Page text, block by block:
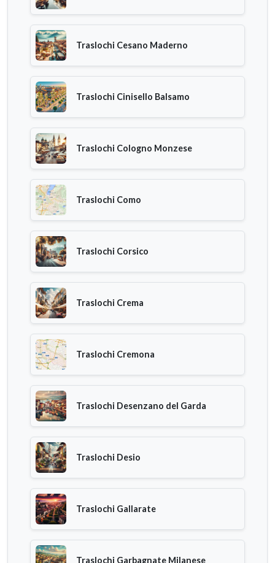
Traslochi Cesano Maderno
Traslochi Cinisello Balsamo
Traslochi Cologno Monzese
Traslochi Como
Traslochi Corsico
Traslochi Crema
Traslochi Cremona
Traslochi Desenzano del Garda
Traslochi Desio
Traslochi Gallarate
Traslochi Garbagnate Milanese